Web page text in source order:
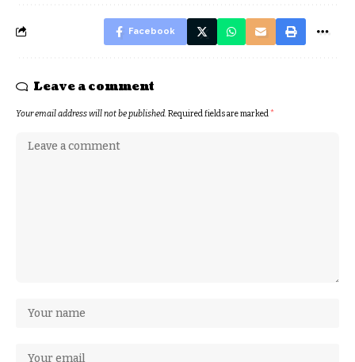
Facebook
Leave a comment
Your email address will not be published.Required fields are marked*